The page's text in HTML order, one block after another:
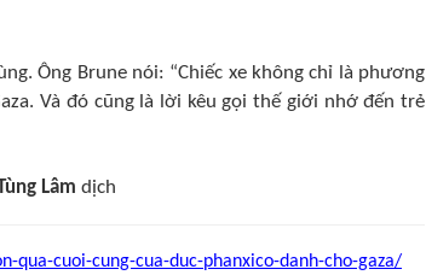
Ông Brune nói: “Chiếc xe không chỉ là phương
Và đó cũng là lời kêu gọi thế giới nhớ đến trẻ
Lâm dịch
cuoi-cung-cua-duc-phanxico-danh-cho-gaza/